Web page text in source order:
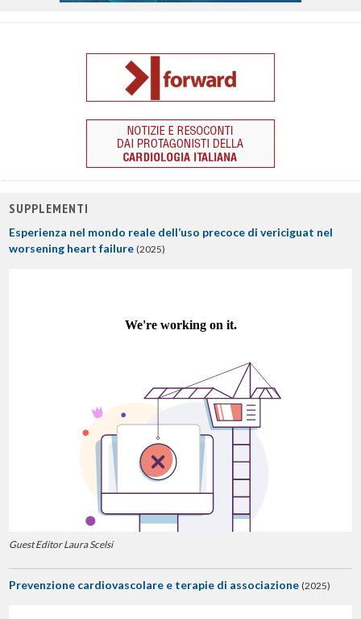
SUPPLEMENTI
Esperienza nel mondo reale dell’uso precoce di vericiguat nel
worsening heart failure (2025)
Guest Editor Laura Scelsi
Prevenzione cardiovascolare e terapie di associazione (2025)